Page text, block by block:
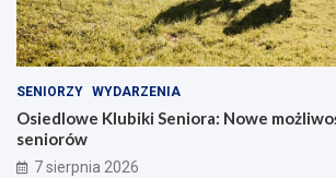
SENIORZY WYDARZENIA
Osiedlowe Klubiki Seniora: Nowe
seniorów
7 sierpnia 2026